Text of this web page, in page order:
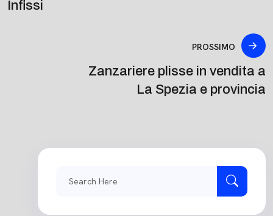
Infissi
PROSSIMO
Zanzariere plisse in vendita a
La Spezia e provincia